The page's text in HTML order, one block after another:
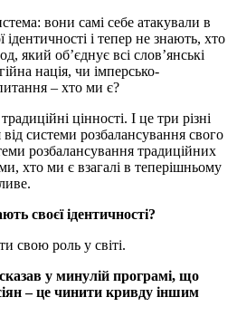
вони самі себе атакували в
ідентичності і тепер не знають, хто
який об’єднує всі слов’янські
нація, чи імперсько-
– хто ми є?
цінності. І це три різні
системи розбалансування свого
розбалансування традиційних
хто ми є взагалі в теперішньому
своєї ідентичності?
свою роль у світі.
у минулій програмі, що
– це чинити кривду іншим